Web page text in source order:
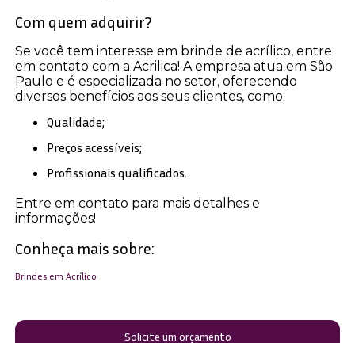
Com quem adquirir?
Se você tem interesse em brinde de acrílico, entre
em contato com a Acrilica! A empresa atua em São
Paulo e é especializada no setor, oferecendo
diversos benefícios aos seus clientes, como:
Qualidade;
Preços acessíveis;
Profissionais qualificados.
Entre em contato para mais detalhes e
informações!
Conheça mais sobre:
Brindes em Acrílico
Solicite um orçamento